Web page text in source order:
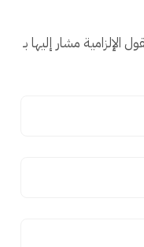
الإلزامية مشار إليها بـ